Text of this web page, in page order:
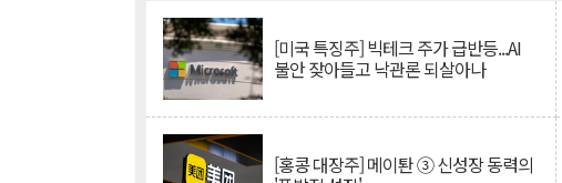
[미국 특징주] 빅테크 주가 급반등...AI
불안 잦아들고 낙관론 되살아나
[홍콩 대장주] 메이퇀 ③ 신성장 동력의